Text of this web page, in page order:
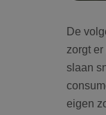
De
zorgt
slaan
eigen